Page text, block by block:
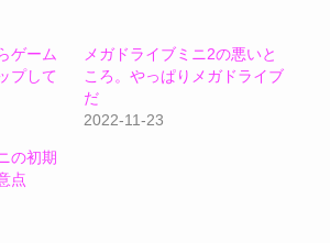
ゲーム
プして
メガドライブミニ2の悪いと
ころ。やっぱりメガドライブ
だ
2022-11-23
の初期
点